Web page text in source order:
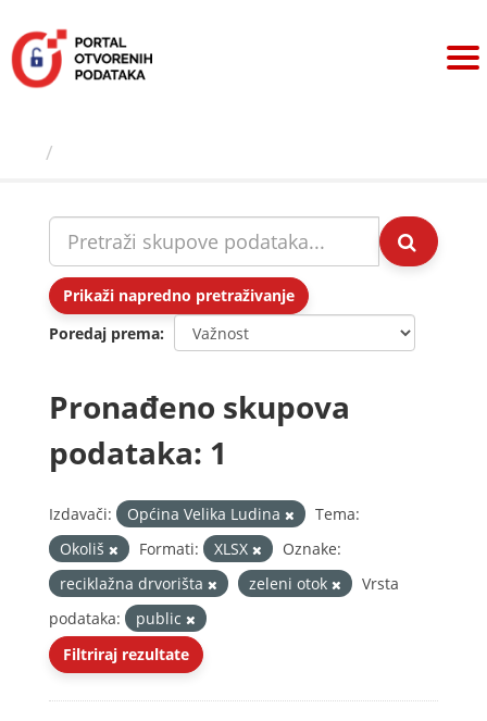
sadržaj
Prikaži napredno pretraživanje
Poredaj prema
Pronađeno skupova
podataka: 1
Izdavači: Općina Velika Ludina
Tema:
Okoliš
Formati: XLSX
Oznake:
reciklažna drvorišta
zeleni otok
Vrsta
podataka:
public
Filtriraj rezultate